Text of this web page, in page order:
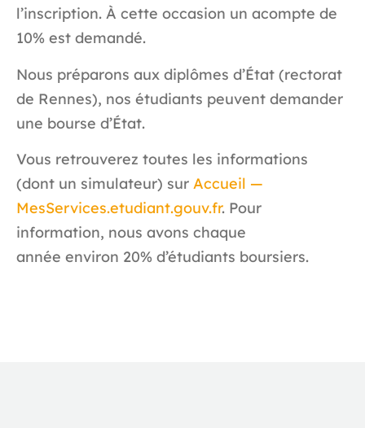
l’inscription. À cette occasion un acompte de
10% est demandé.
Nous préparons aux diplômes d’État (rectorat
de Rennes), nos étudiants peuvent demander
une bourse d’État.
Vous retrouverez toutes les informations
(dont un simulateur) sur Accueil —
MesServices.etudiant.gouv.fr. Pour
information, nous avons chaque
année environ 20% d’étudiants boursiers.